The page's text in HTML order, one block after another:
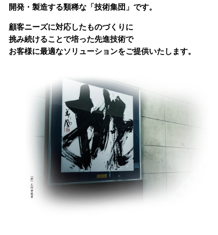
開発・製造する類稀な「技術集団」です。
顧客ニーズに対応したものづくりに
挑み続けることで培った先進技術で
お客様に最適なソリューションをご提供いたします。